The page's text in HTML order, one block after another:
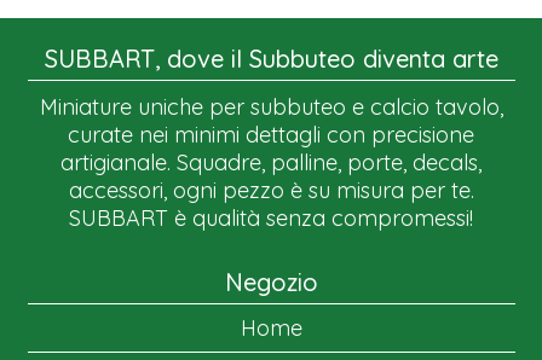
SUBBART, dove il Subbuteo diventa arte
Miniature uniche per subbuteo e calcio tavolo,
curate nei minimi dettagli con precisione
artigianale. Squadre, palline, porte, decals,
accessori, ogni pezzo è su misura per te.
SUBBART è qualità senza compromessi!
Negozio
Home